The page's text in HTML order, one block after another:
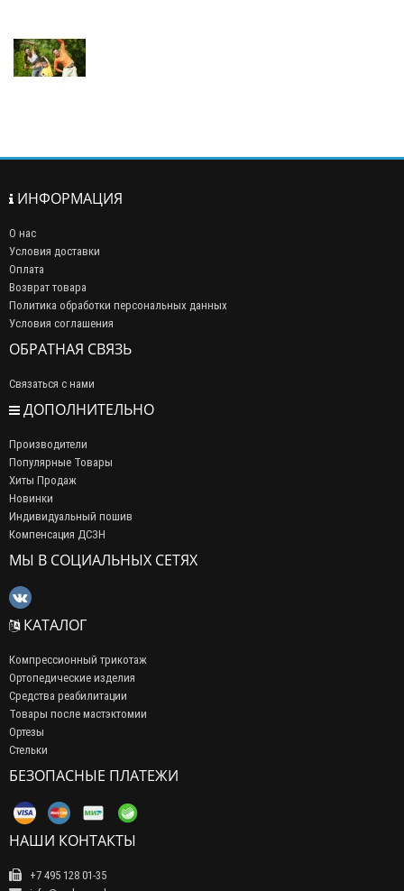
ИНФОРМАЦИЯ
О нас
Условия доставки
Оплата
Возврат товара
Политика обработки персональных данных
Условия соглашения
ОБРАТНАЯ СВЯЗЬ
Связаться с нами
ДОПОЛНИТЕЛЬНО
Производители
Популярные Товары
Хиты Продаж
Новинки
Индивидуальный пошив
Компенсация ДСЗН
МЫ В СОЦИАЛЬНЫХ СЕТЯХ
КАТАЛОГ
Компрессионный трикотаж
Ортопедические изделия
Средства реабилитации
Товары после мастэктомии
Ортезы
Стельки
БЕЗОПАСНЫЕ ПЛАТЕЖИ
НАШИ КОНТАКТЫ
+7 495 128 01-35